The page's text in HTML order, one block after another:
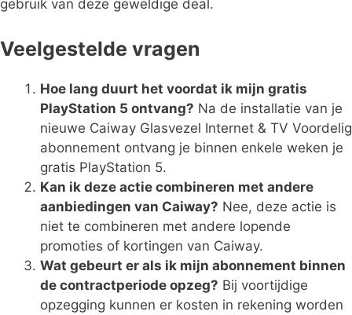
gebruik van deze geweldige deal.
Veelgestelde vragen
Hoe lang duurt het voordat ik mijn gratis
PlayStation 5 ontvang? Na de installatie van je
nieuwe Caiway Glasvezel Internet & TV Voordelig
abonnement ontvang je binnen enkele weken je
gratis PlayStation 5.
Kan ik deze actie combineren met andere
aanbiedingen van Caiway? Nee, deze actie is
niet te combineren met andere lopende
promoties of kortingen van Caiway.
Wat gebeurt er als ik mijn abonnement binnen
de contractperiode opzeg? Bij voortijdige
opzegging kunnen er kosten in rekening worden